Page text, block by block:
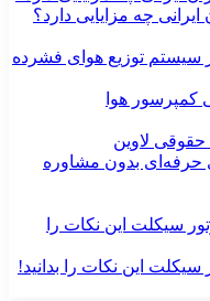
چه مزایایی دارد؟
کمپرسور هوا
بدون مشاوره
این نکات را بدانید!